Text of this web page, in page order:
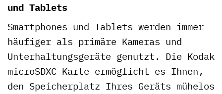
und Tablets
Smartphones und Tablets werden immer
häufiger als primäre Kameras und
Unterhaltungsgeräte genutzt. Die Kodak
microSDXC-Karte ermöglicht es Ihnen,
den Speicherplatz Ihres Geräts mühelos